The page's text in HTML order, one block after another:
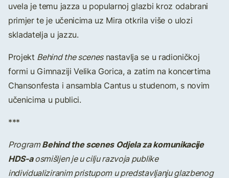
uvela je temu jazza u popularnoj glazbi kroz odabrani
primjer te je učenicima uz Mira otkrila više o ulozi
skladatelja u jazzu.
Projekt Behind the scenesnastavlja se u radioničkoj
formi u Gimnaziji Velika Gorica, a zatim na koncertima
Chansonfesta i ansambla Cantus u studenom, s novim
učenicima u publici.
***
ProgramBehind the scenes Odjela za komunikacije
HDS-aosmišljen je u cilju razvoja publike
individualiziranim pristupom u predstavljanju glazbenog